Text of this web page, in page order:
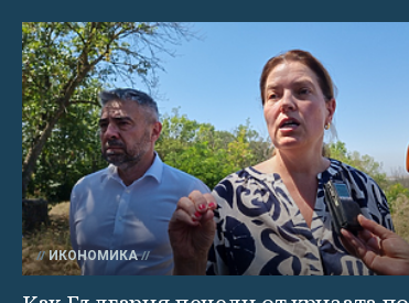
ИКОНОМИКА